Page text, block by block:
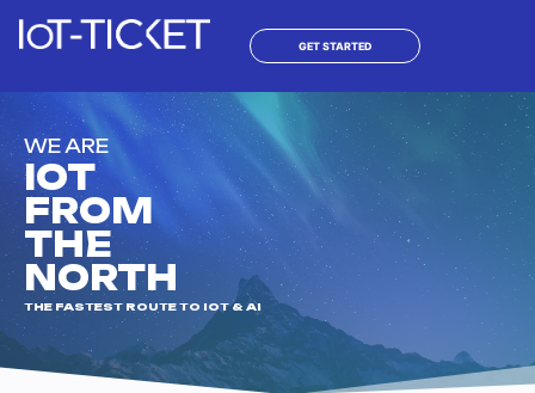
GET STARTED
WE ARE
IOT
FROM
THE
NORTH
THE FASTEST ROUTE TO IOT & AI